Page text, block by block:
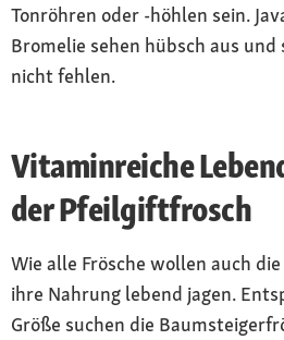
Tonröhren oder -höhlen sein.
Bromelie sehen hübsch aus
nicht fehlen.
Vitaminreiche
der Pfeilgiftfrosch
Wie alle Frösche wollen auch
ihre Nahrung lebend jagen.
Größe suchen die